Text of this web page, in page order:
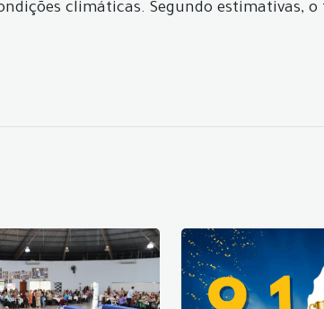
climáticas. Segundo estimativas,